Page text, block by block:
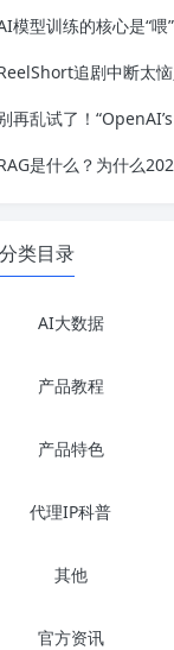
模型训练的核心是“喂”什么
追剧中断太恼人？地区
再乱试了！“OpenAI’s services are not
是什么？为什么2026
分类目录
AI大数据
产品教程
产品特色
代理IP科普
其他
官方资讯